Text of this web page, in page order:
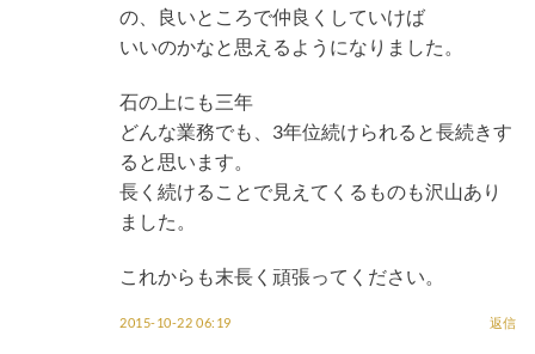
の、良いところで仲良くしていけば
いいのかなと思えるようになりました。
石の上にも三年
どんな業務でも、3年位続けられると長続きす
ると思います。
長く続けることで見えてくるものも沢山あり
ました。
これからも末長く頑張ってください。
2015-10-22 06:19 返信